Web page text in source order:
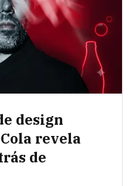
design
revela
de